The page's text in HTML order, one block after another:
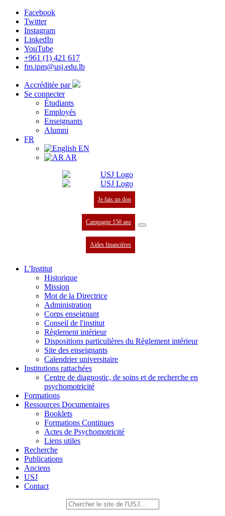
Facebook
Twitter
Instagram
LinkedIn
YouTube
+961 (1) 421 617
fm.ipm@usj.edu.lb
Accréditée par
Se connecter
Étudiants
Employés
Enseignants
Alumni
FR
EN
AR
Je fais un don
Campagne 150 ans
Aides financières
L'Institut
Historique
Mission
Mot de la Directrice
Administration
Corps enseignant
Conseil de l'institut
Règlement intérieur
Dispositions particulières du Règlement intérieur
Site des enseignants
Calendrier universitaire
Institutions rattachées
Centre de diagnostic, de soins et de recherche en
psychomotricité
Formations
Ressources Documentaires
Booklets
Formations Continues
Actes de Psychomotricité
Liens utiles
Recherche
Publications
Anciens
USJ
Contact